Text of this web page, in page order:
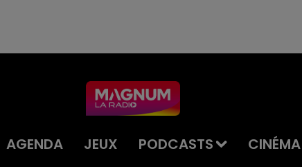
AGENDA JEUX PODCASTS CINÉMA